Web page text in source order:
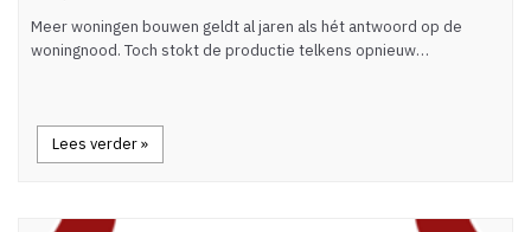
Meer woningen bouwen geldt al jaren als hét antwoord op de
woningnood. Toch stokt de productie telkens opnieuw…
Lees verder »